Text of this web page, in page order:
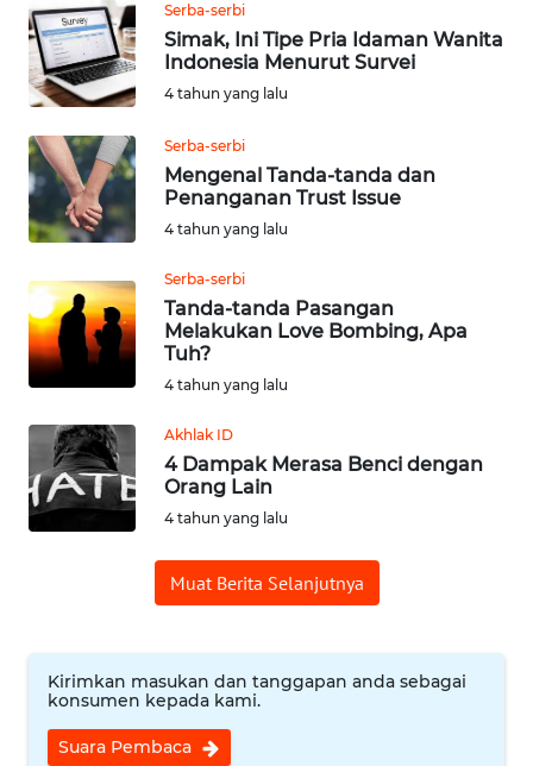
Serba-serbi
Simak, Ini Tipe Pria Idaman Wanita
Indonesia Menurut Survei
4 tahun yang lalu
Serba-serbi
Mengenal Tanda-tanda dan
Penanganan Trust Issue
4 tahun yang lalu
Serba-serbi
Tanda-tanda Pasangan
Melakukan Love Bombing, Apa
Tuh?
4 tahun yang lalu
Akhlak ID
4 Dampak Merasa Benci dengan
Orang Lain
4 tahun yang lalu
Muat Berita Selanjutnya
Kirimkan masukan dan tanggapan anda sebagai
konsumen kepada kami.
Suara Pembaca
BEKASI
WN
BOGOR
WN
DEPOK
TAPANULI
UTARA
WN
PADANG
LAWAS
CIANJUR
WN